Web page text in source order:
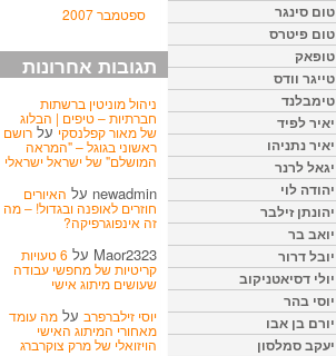
ספטמבר 2007
תגובות אחרונות
ניהול מוניטין ברשתות
חברתיות – טיפים | הבלוג
של מאור קפלנסקיעל רושם
ראשוני בגוגל – "המראה
המושלם" של ישראל ישראלי
newadmin על האיורים
חוזרים לאופנה ובגדול! – מה
זה אינפוגרפיקה?
Maor2323 על 6 טעויות
קריטיות של מחפשי עבודה
שעושים מיתוג אישי
יוסי זילברפרב על מה עומד
מאחורי המיתוג האישי
הויזואלי של מרק צוקרברג
טום סינגר
טום פיטרס
טופאק
טייגר וודס
טימבלנד
יאיר לפיד
יאיר נתניהו
יגאל לרנר
יהודה לוי
יהונתן זילבר
יואב בר
יובל דרור
יולי דסיאטניקוב
יוסי בהר
יורם בן אבו
יעקב סמלסון